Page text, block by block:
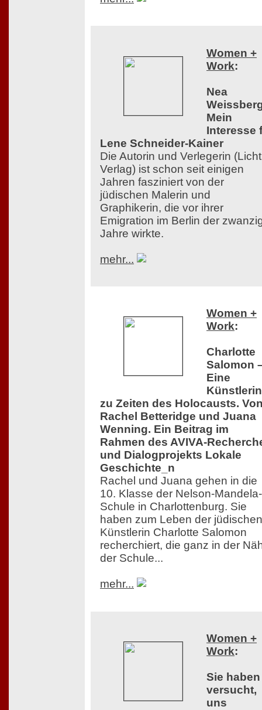
Women +
Work:
Nea
Mein
Interesse
Lene Schneider-Kainer
Die Autorin und Verlegerin
Verlag) ist schon seit einigen
Jahren fasziniert von der
jüdischen Malerin und
Graphikerin, die vor ihrer
Emigration im Berlin der
Jahre wirkte.
mehr...
Women +
Work:
Charlotte
Salomon
Eine
Künstlerin
zu Zeiten des Holocausts.
Rachel Betteridge und Juana
Wenning. Ein Beitrag im
Rahmen des AVIVA-
und Dialogprojekts Lokale
Geschichte_n
Rachel und Juana gehen in die
10. Klasse der Nelson-Mandela-
Schule in Charlottenburg. Sie
haben zum Leben der jüdischen
Künstlerin Charlotte Salomon
recherchiert, die ganz in der
der Schule...
mehr...
Women +
Work:
Sie haben
versucht,
uns